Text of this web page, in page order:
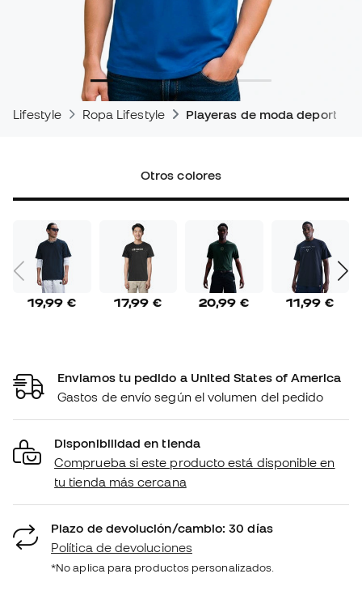
Lifestyle Ropa Lifestyle Playeras de moda deportiva
Otros colores
19,99 € 17,99 € 20,99 € 11,99 €
Enviamos tu pedido a United States of America
Gastos de envío según el volumen del pedido
Disponibilidad en tienda
Comprueba si este producto está disponible en
tu tienda más cercana
Plazo de devolución/cambio: 30 días
Política de devoluciones
*No aplica para productos personalizados.